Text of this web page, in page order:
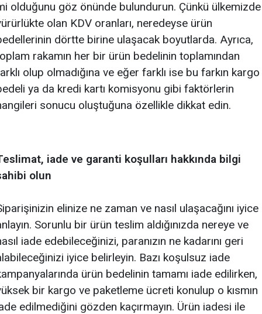
olduğunu göz önünde bulundurun. Çünkü ülkemizde
olan KDV oranları, neredeyse ürün
dörtte birine ulaşacak boyutlarda. Ayrıca,
rakamın her bir ürün bedelinin toplamından
olup olmadığına ve eğer farklı ise bu farkın kargo
ya da kredi kartı komisyonu gibi faktörlerin
sonucu oluştuğuna özellikle dikkat edin.
iade ve garanti koşulları hakkında bilgi
olun
elinize ne zaman ve nasıl ulaşacağını iyice
Sorunlu bir ürün teslim aldığınızda nereye ve
iade edebileceğinizi, paranızın ne kadarını geri
iyice belirleyin. Bazı koşulsuz iade
ürün bedelinin tamamı iade edilirken,
bir kargo ve paketleme ücreti konulup o kısmın
edilmediğini gözden kaçırmayın. Ürün iadesi ile